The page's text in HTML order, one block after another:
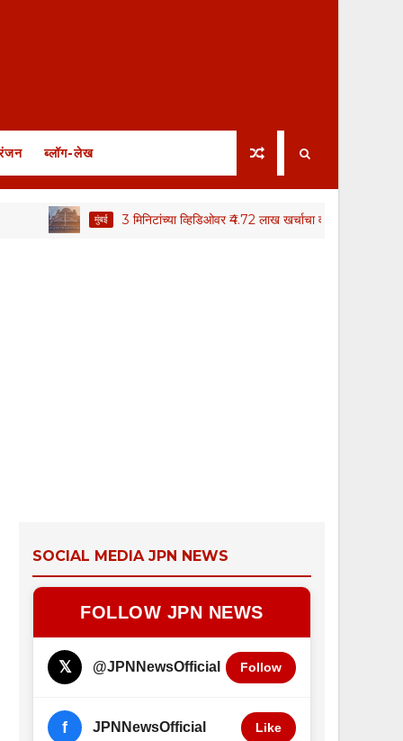
ब्लॉग-लेख
मुंबई 3 मिनिटांच्या व्हिडिओवर ₹4.72 लाख खर्चाचा वाद; स्थायी समितीत जनसंपर्क
SOCIAL MEDIA JPN NEWS
FOLLOW JPN NEWS
𝕏 @JPNNewsOfficial Follow
f JPNNewsOfficial Like